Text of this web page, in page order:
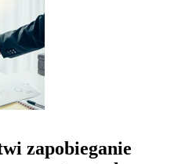
zapobieganie